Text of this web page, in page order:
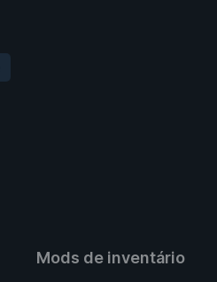
Mods de inventário